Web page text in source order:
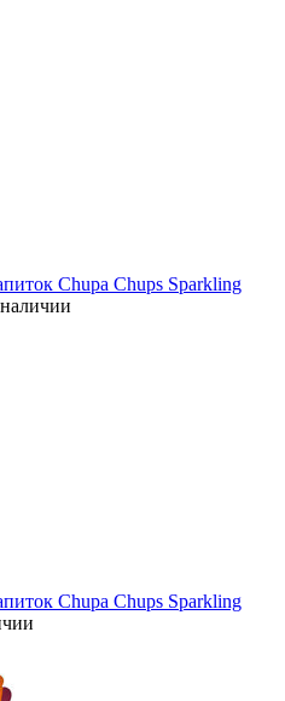
Chupa Chups Sparkling
Chupa Chups Sparkling